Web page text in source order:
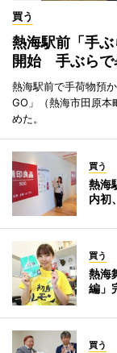
買う
熱海駅前「手
開始 手ぶらで
熱海駅前で手荷物預
GO」（熱海市田原本
めた。
買う
熱海
内初
買う
熱海
編」
買う